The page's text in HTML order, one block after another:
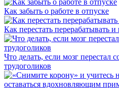
Как забыть о работе в отпуске
Как перестать перерабатывать и
Что делать, если мозг перестал
трудоголиков